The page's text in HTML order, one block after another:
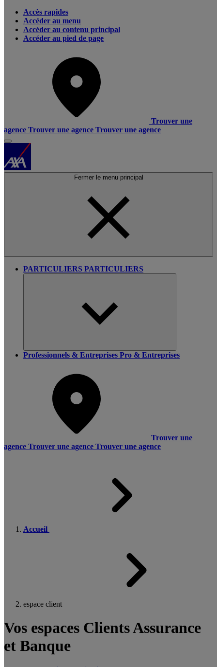
Accès rapides
Accéder au menu
Accéder au contenu principal
Accéder au pied de page
Trouver une
agence Trouver une agence Trouver une agence
Fermer le menu principal
PARTICULIERS PARTICULIERS
Professionnels & Entreprises Pro & Entreprises
Trouver une
agence Trouver une agence Trouver une agence
Accueil
espace client
Vos espaces Clients Assurance
et Banque